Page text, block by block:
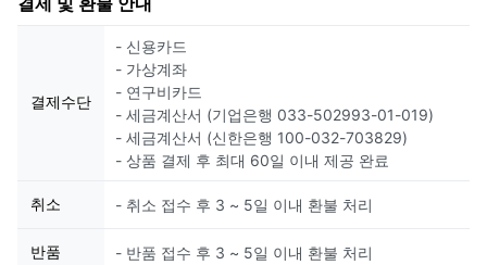
결제수단
- 신용카드
- 가상계좌
- 연구비카드
- 세금계산서 (기업은행 033-502993-01-019)
- 세금계산서 (신한은행 100-032-703829)
- 상품 결제 후 최대 60일 이내 제공 완료
취소 - 취소 접수 후 3 ~ 5일 이내 환불 처리
반품 - 반품 접수 후 3 ~ 5일 이내 환불 처리